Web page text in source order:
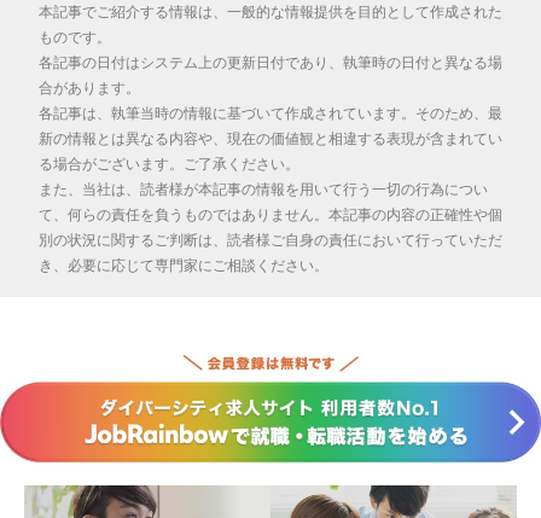
本記事でご紹介する情報は、一般的な情報提供を目的として作成された
ものです。
各記事の日付はシステム上の更新日付であり、執筆時の日付と異なる場
合があります。
各記事は、執筆当時の情報に基づいて作成されています。そのため、最
新の情報とは異なる内容や、現在の価値観と相違する表現が含まれてい
る場合がございます。ご了承ください。
また、当社は、読者様が本記事の情報を用いて行う一切の行為につい
て、何らの責任を負うものではありません。本記事の内容の正確性や個
別の状況に関するご判断は、読者様ご自身の責任において行っていただ
き、必要に応じて専門家にご相談ください。